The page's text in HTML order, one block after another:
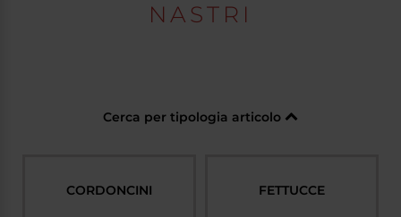
NASTRI
Cerca per tipologia articolo
CORDONCINI FETTUCCE